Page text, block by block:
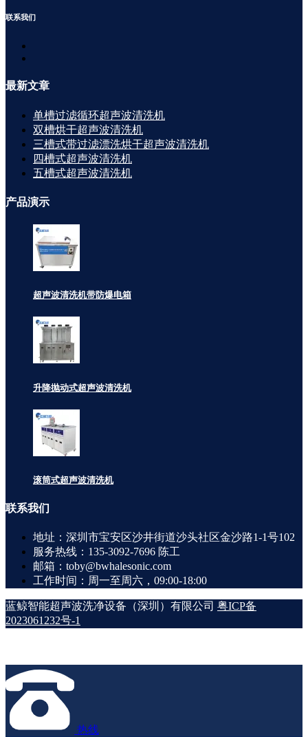
联系我们
最新文章
单槽过滤循环超声波清洗机
双槽烘干超声波清洗机
三槽式带过滤漂洗烘干超声波清洗机
四槽式超声波清洗机
五槽式超声波清洗机
产品演示
超声波清洗机带防爆电箱
升降抛动式超声波清洗机
滚筒式超声波清洗机
联系我们
地址：深圳市宝安区沙井街道沙头社区金沙路1-1号102
服务热线：135-3092-7696 陈工
邮箱：toby@bwhalesonic.com
工作时间：周一至周六，09:00-18:00
蓝鲸智能超声波洗净设备（深圳）有限公司 粤ICP备
2023061232号-1
热线